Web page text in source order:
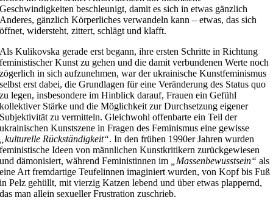
Geschwindigkeiten beschleunigt, damit es sich in etwas gänzlich
Anderes, gänzlich Körperliches verwandeln kann – etwas, das sich
öffnet, widersteht, zittert, schlägt und klafft.
Als Kulikovska gerade erst begann, ihre ersten Schritte in Richtung
feministischer Kunst zu gehen und die damit verbundenen Werte noch
zögerlich in sich aufzunehmen, war der ukrainische Kunstfeminismus
selbst erst dabei, die Grundlagen für eine Veränderung des Status quo
zu legen, insbesondere im Hinblick darauf, Frauen ein Gefühl
kollektiver Stärke und die Möglichkeit zur Durchsetzung eigener
Subjektivität zu vermitteln. Gleichwohl offenbarte ein Teil der
ukrainischen Kunstszene in Fragen des Feminismus eine gewisse
„kulturelle Rückständigkeit“. In den frühen 1990er Jahren wurden
feministische Ideen von männlichen Kunstkritikern zurückgewiesen
und dämonisiert, während Feministinnen im
„Massenbewusstsein“ als
eine Art fremdartige Teufelinnen imaginiert wurden, von Kopf bis Fuß
in Pelz gehüllt, mit vierzig Katzen lebend und über etwas plappernd,
das man allein sexueller Frustration zuschrieb.